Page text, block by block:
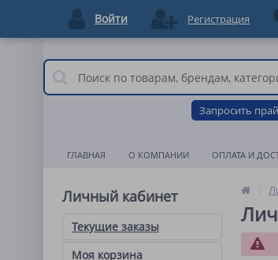
Запросить
ГЛАВНАЯ О КОМПАНИИ ОПЛАТА И
Личный кабинет
Текущие заказы
Моя корзина
Войти Регистрация